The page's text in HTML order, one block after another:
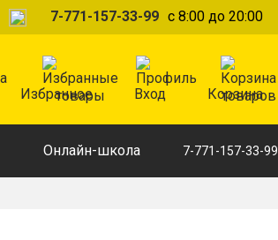
7-771-157-33-99 с 8:00 до 20:00
Избранное Вход Корзина
Онлайн-школа 7-771-157-33-99